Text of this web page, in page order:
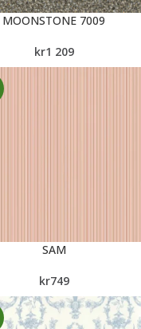
MOONSTONE 7009
kr1 209
SAM
kr749